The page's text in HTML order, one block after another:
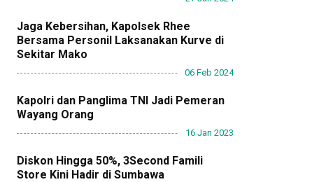
Jaga Kebersihan, Kapolsek Rhee
Bersama Personil Laksanakan Kurve di
Sekitar Mako
06 Feb 2024
Kapolri dan Panglima TNI Jadi Pemeran
Wayang Orang
16 Jan 2023
Diskon Hingga 50%, 3Second Famili
Store Kini Hadir di Sumbawa